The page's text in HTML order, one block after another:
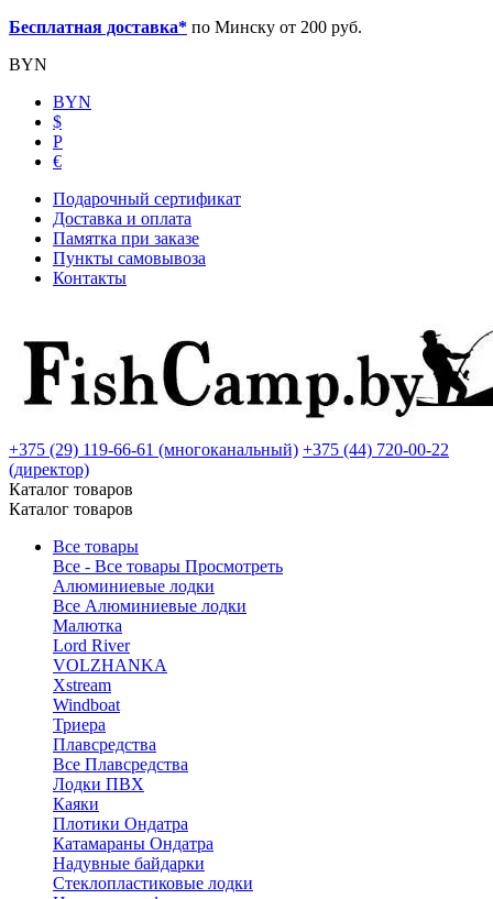
Бесплатная доставка* по Минску от 200 руб.
BYN
BYN
$
Р
€
Подарочный сертификат
Доставка и оплата
Памятка при заказе
Пункты самовывоза
Контакты
+375 (29) 119-66-61 (многоканальный) +375 (44) 720-00-22
(директор)
Каталог товаров
Каталог товаров
Все товары
Все - Все товары Просмотреть
Алюминиевые лодки
Все Алюминиевые лодки
Малютка
Lord River
VOLZHANKA
Xstream
Windboat
Триера
Плавсредства
Все Плавсредства
Лодки ПВХ
Каяки
Плотики Ондатра
Катамараны Ондатра
Надувные байдарки
Стеклопластиковые лодки